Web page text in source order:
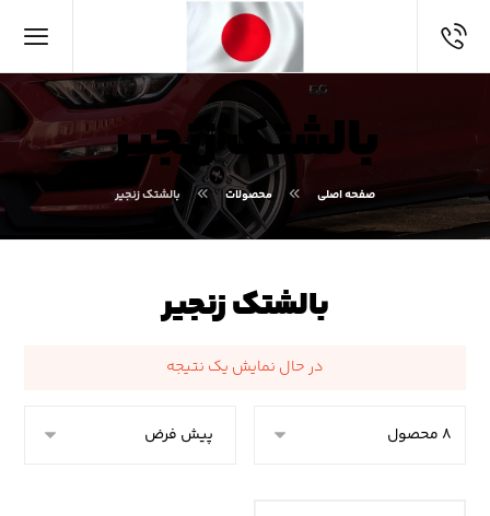
بالشتک زنجیر
صفحه اصلی محصولات بالشتک زنجیر
بالشتک زنجیر
در حال نمایش یک نتیجه